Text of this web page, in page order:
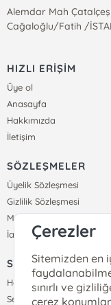
Alemdar Mah
Cağaloğlu/Fatih /
HIZLI ERİŞİM
Üye ol
Anasayfa
Hakkımızda
İletişim
SÖZLEŞMELER
Üyelik Sözleşmesi
Gizlilik Sözleşmesi
Mesafeli Satış Sözleşmesi
İade ve Teslimat Koşulları
SİPARİŞ
Hesabım
Sepetim
Çerezler
Sitemizden en
sınırlı ve
çerez